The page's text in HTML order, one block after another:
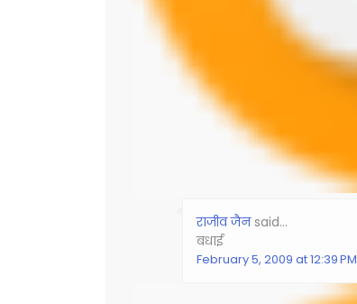
राजीव जैनsaid…
बधाई
February 5, 2009 at 12:39 PM